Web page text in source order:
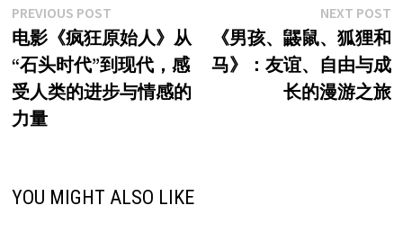
文
章
导
航
PREVIOUS POSTPrevious
post:
电影《疯狂原始人》从
“石头时代”到现代，感
受人类的进步与情感的
力量
NEXT POST
《男孩、鼹鼠、狐狸和
马》：友谊、自由与成
长的漫游之旅
YOU MIGHT ALSO LIKE